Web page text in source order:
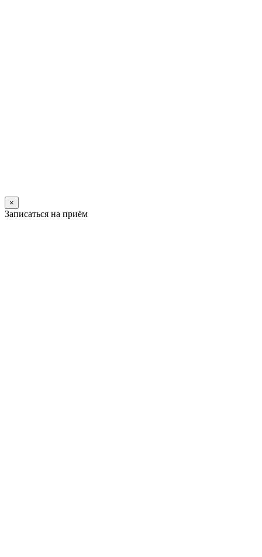
×
Записаться на приём